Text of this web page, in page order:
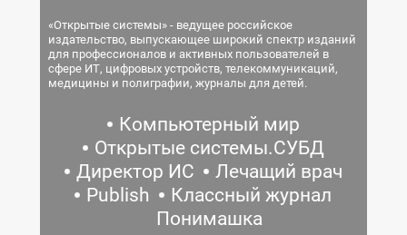
«Открытые системы» - ведущее российское
издательство, выпускающее широкий спектр изданий
для профессионалов и активных пользователей в
сфере ИТ, цифровых устройств, телекоммуникаций,
медицины и полиграфии, журналы для детей.
Компьютерный мир
Открытые системы.СУБД
Директор ИС
Лечащий врач
Publish
Классный журнал
Понимашка